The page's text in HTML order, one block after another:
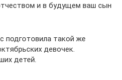
и в будущем ваш сын
подготовила такой же
девочек.
детей.